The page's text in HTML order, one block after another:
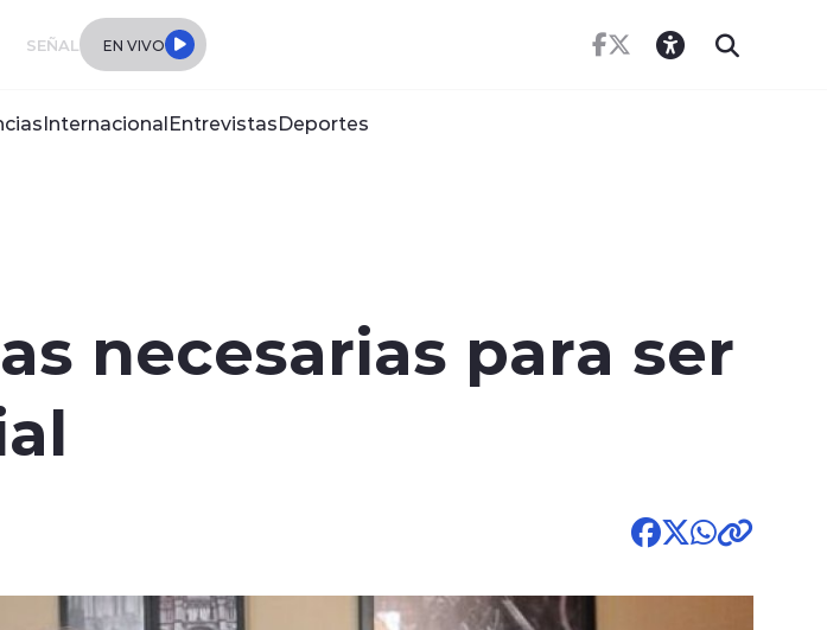
SEÑAL EN VIVO
InternacionalEntrevistasDeportes
necesarias para ser